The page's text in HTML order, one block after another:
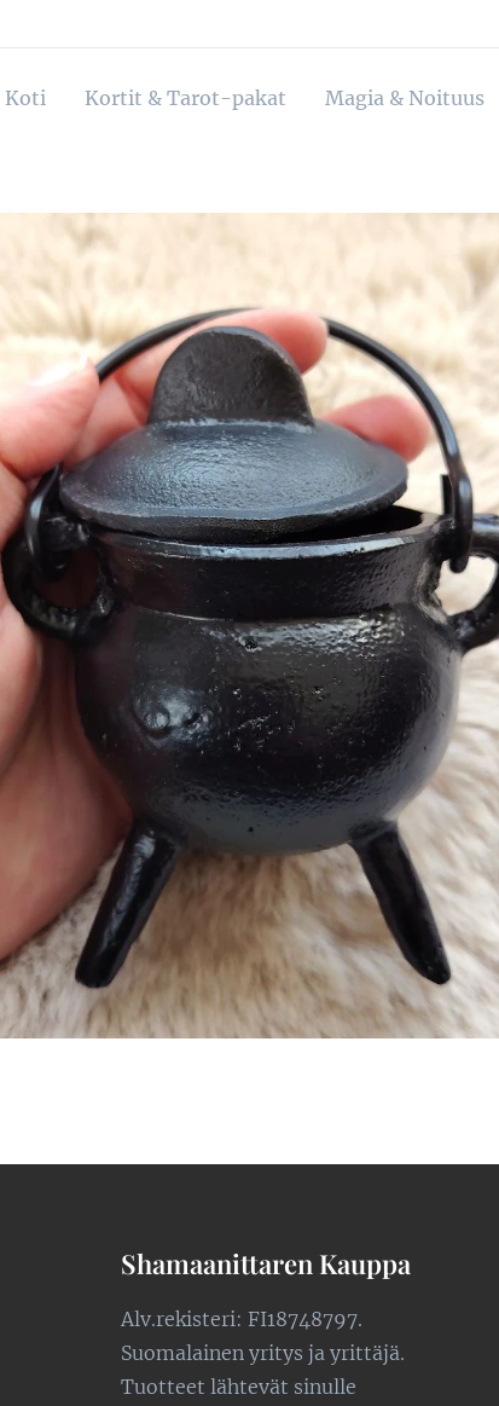
Koti Kortit & Tarot-pakat Magia & Noituus
Shamaanittaren Kauppa
Alv.rekisteri: FI18748797.
Suomalainen yritys ja yrittäjä.
Tuotteet lähtevät sinulle